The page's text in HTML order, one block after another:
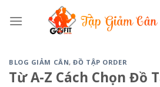
BLOG GIẢM CÂN,ĐỒ TẬP ORDER
Từ A-Z Cách Chọn Đồ